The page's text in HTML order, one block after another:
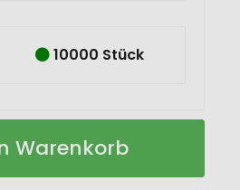
10000 Stück
Warenkorb